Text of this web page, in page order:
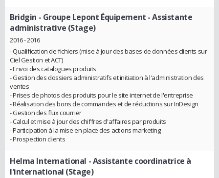
Bridgin - Groupe Lepont Équipement - Assistante
administrative (Stage)
2016 - 2016
- Qualification de fichiers (mise à jour des bases de données clients sur
Ciel Gestion et ACT)
- Envoi des catalogues produits
- Gestion des dossiers administratifs et initiation à l'administration des
ventes
- Prises de photos des produits pour le site internet de l'entreprise
- Réalisation des bons de commandes et de réductions sur InDesign
- Gestion des flux courrier
- Calcul et mise à jour des chiffres d'affaires par produits
- Participation à la mise en place des actions marketing
- Prospection clients
Helma International - Assistante coordinatrice à
l'international (Stage)